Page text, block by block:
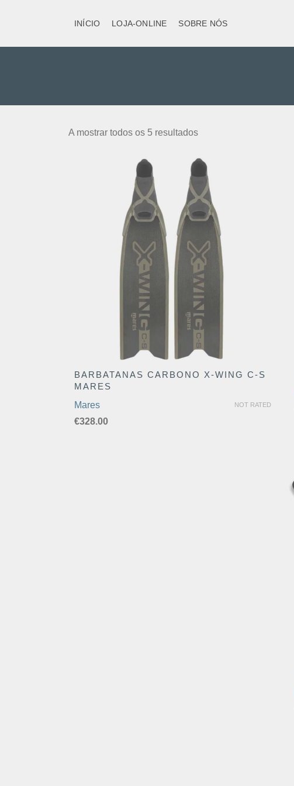
INÍCIO LOJA-ONLINE SOBRE NÓS
A mostrar todos os 5 resultados
BARBATANAS CARBONO X-WING C-S
MARES
NOT RATED
Mares
€328.00